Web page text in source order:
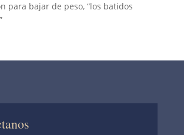
para bajar de peso, “los batidos